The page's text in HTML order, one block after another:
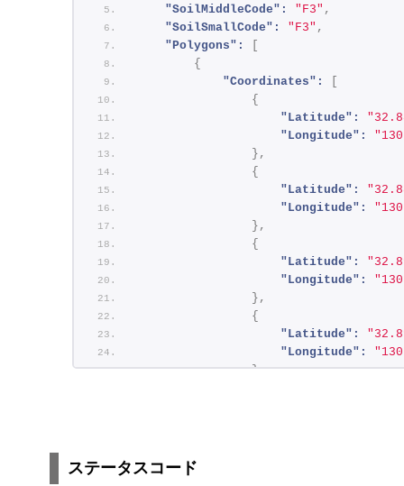
"SoilMiddleCode":
"F3" ,
"SoilSmallCode":
"F3" ,
"Polygons":
{
"Coordinates":
{
"Latitude":
"Longitude":
} ,
{
"Latitude":
"Longitude":
} ,
{
"Latitude":
"Longitude":
} ,
{
"Latitude":
"Longitude":
},
ステータスコード